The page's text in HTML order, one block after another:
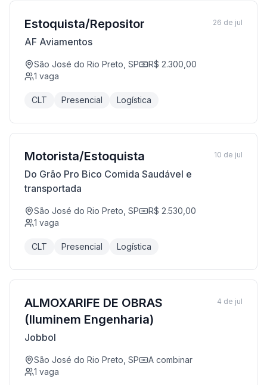
Estoquista/Repositor
AF Aviamentos
São José do Rio Preto, SP
R$ 2.300,00
1 vaga
CLT Presencial Logística
26 de jul
Motorista/Estoquista
Do Grão Pro Bico Comida Saudável e
transportada
São José do Rio Preto, SP
R$ 2.530,00
1 vaga
CLT Presencial Logística
10 de jul
ALMOXARIFE DE OBRAS
(Iluminem Engenharia)
Jobbol
São José do Rio Preto, SP
A combinar
1 vaga
4 de jul